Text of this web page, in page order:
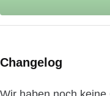
Changelog